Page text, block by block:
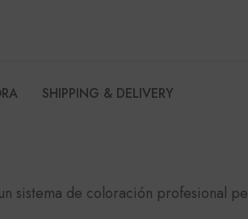
SHIPPING & DELIVERY
sistema de coloración profesional